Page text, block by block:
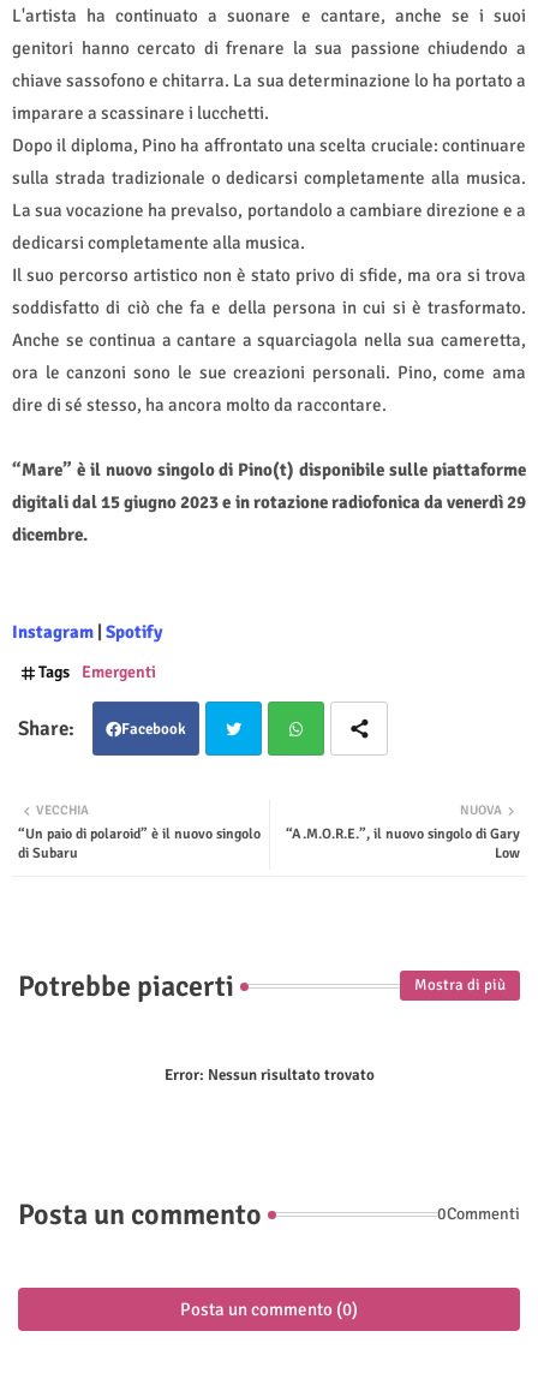
L'artista ha continuato a suonare e cantare, anche se i suoi
genitori hanno cercato di frenare la sua passione chiudendo a
chiave sassofono e chitarra. La sua determinazione lo ha portato a
imparare a scassinare i lucchetti.
Dopo il diploma, Pino ha affrontato una scelta cruciale: continuare
sulla strada tradizionale o dedicarsi completamente alla musica.
La sua vocazione ha prevalso, portandolo a cambiare direzione e a
dedicarsi completamente alla musica.
Il suo percorso artistico non è stato privo di sfide, ma ora si trova
soddisfatto di ciò che fa e della persona in cui si è trasformato.
Anche se continua a cantare a squarciagola nella sua cameretta,
ora le canzoni sono le sue creazioni personali. Pino, come ama
dire di sé stesso, ha ancora molto da raccontare.
“Mare” è il nuovo singolo di Pino(t) disponibile sulle piattaforme
digitali dal 15 giugno 2023 e in rotazione radiofonica da venerdì 29
dicembre.
Instagram | Spotify
Tags Emergenti
Facebook
ter tsap
NUOVA
“A.M.O.R.E.”, il nuovo singolo di Gary
Low
VECCHIA
“Un paio di polaroid” è il nuovo singolo
di Subaru
Potrebbe piacerti Mostra di più
Error: Nessun risultato trovato
Posta un commento 0Commenti
Posta un commento (0)